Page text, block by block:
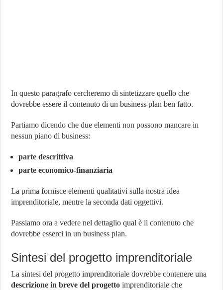
In questo paragrafo cercheremo di sintetizzare quello che
dovrebbe essere il contenuto di un business plan ben fatto.
Partiamo dicendo che due elementi non possono mancare in
nessun piano di business:
parte descrittiva
parte economico-finanziaria
La prima fornisce elementi qualitativi sulla nostra idea
imprenditoriale, mentre la seconda dati oggettivi.
Passiamo ora a vedere nel dettaglio qual è il contenuto che
dovrebbe esserci in un business plan.
Sintesi del progetto imprenditoriale
La sintesi del progetto imprenditoriale dovrebbe contenere una
descrizione in breve del progetto imprenditoriale che